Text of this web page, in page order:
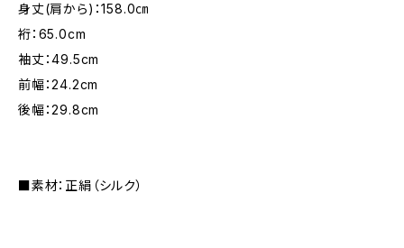
身丈(肩から)：158.0㎝
裄：65.0cm
袖丈：49.5cm
前幅：24.2cm
後幅：29.8cm
■素材：正絹（シルク）